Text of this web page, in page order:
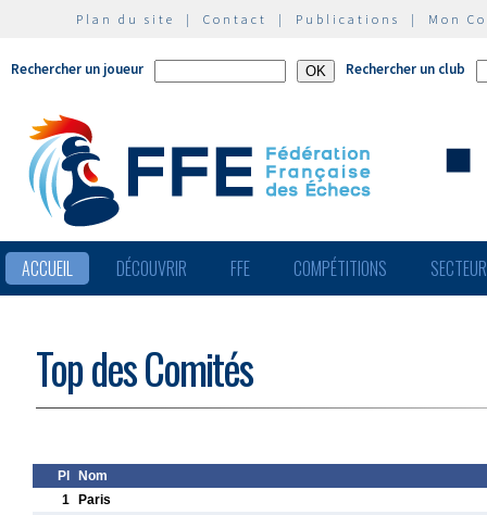
Plan du site | Contact | Publications | Mon
Rechercher un joueur Rechercher un club
ACCUEIL DÉCOUVRIR FFE COMPÉTITIONS
Top des Comités
Pl
Nom
1
Paris